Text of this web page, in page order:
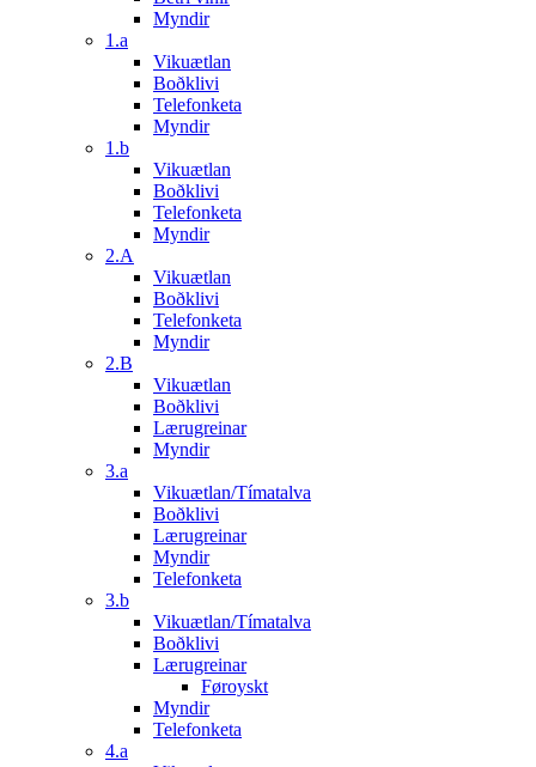
Myndir
1.a
Vikuætlan
Boðklivi
Telefonketa
Myndir
1.b
Vikuætlan
Boðklivi
Telefonketa
Myndir
2.A
Vikuætlan
Boðklivi
Telefonketa
Myndir
2.B
Vikuætlan
Boðklivi
Lærugreinar
Myndir
3.a
Vikuætlan/Tímatalva
Boðklivi
Lærugreinar
Myndir
Telefonketa
3.b
Vikuætlan/Tímatalva
Boðklivi
Lærugreinar
Føroyskt
Myndir
Telefonketa
4.a